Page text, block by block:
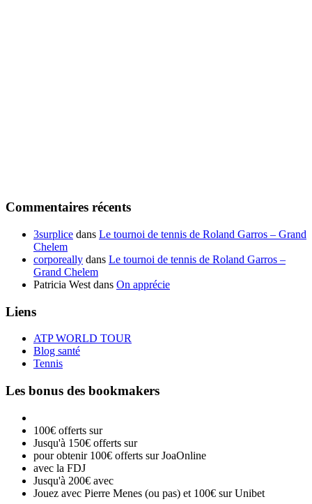
Commentaires récents
3surplice dans Le tournoi de tennis de Roland Garros – Grand
Chelem
corporeally dans Le tournoi de tennis de Roland Garros –
Grand Chelem
Patricia West dans On apprécie
Liens
ATP WORLD TOUR
Blog santé
Tennis
Les bonus des bookmakers
100€ offerts sur
Jusqu'à 150€ offerts sur
pour obtenir 100€ offerts sur JoaOnline
avec la FDJ
Jusqu'à 200€ avec
Jouez avec Pierre Menes (ou pas) et 100€ sur Unibet